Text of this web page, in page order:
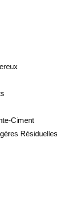
Ciment
Résiduelles